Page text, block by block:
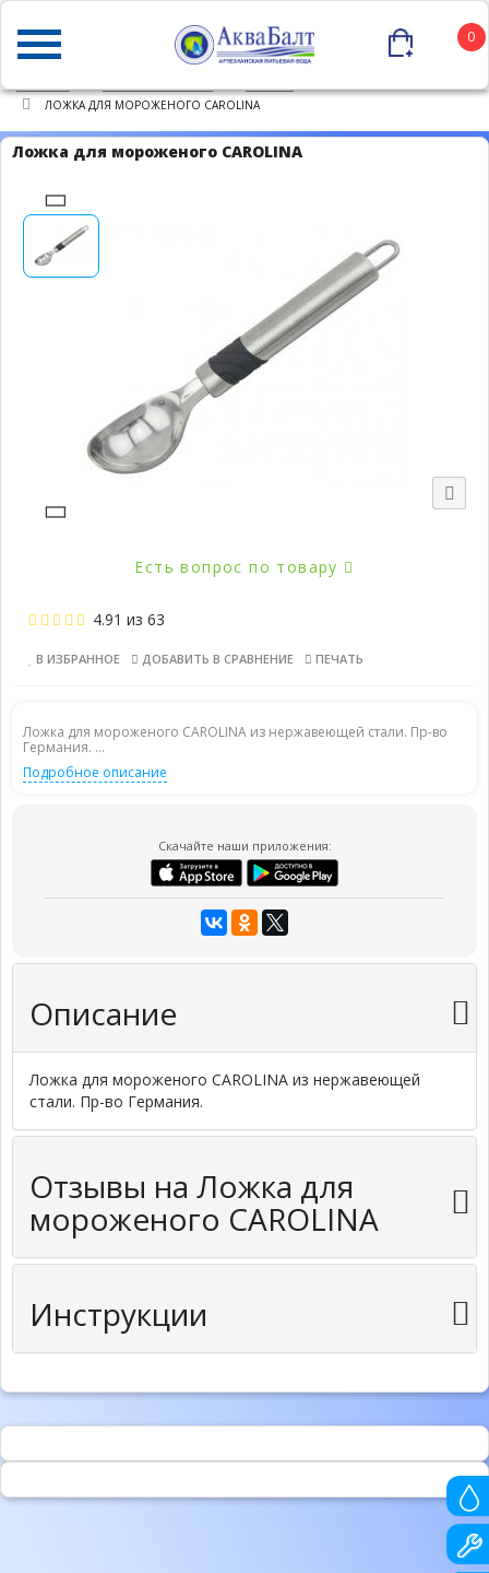
0
ЛОЖКА ДЛЯ МОРОЖЕНОГО CAROLINA
Ложка для мороженого CAROLINA
Есть вопрос по товару
4.91 из 63
В ИЗБРАННОЕ ДОБАВИТЬ В СРАВНЕНИЕ ПЕЧАТЬ
Ложка для мороженого CAROLINA из нержавеющей стали. Пр-во
Германия. ...
Подробное описание
Скачайте наши приложения:
Описание
Ложка для мороженого CAROLINA из нержавеющей
стали. Пр-во Германия.
Отзывы на Ложка для
мороженого CAROLINA
Инструкции